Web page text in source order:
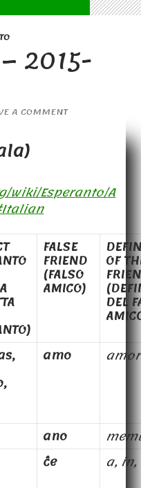
2015-
A COMMENT
wiki/Esperanto/A
FALSE
FRIEND
(FALSO
AMICO)
OF
DEL
amo
ano
ĉe
a,